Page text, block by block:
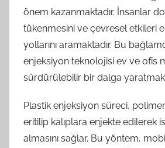
önem kazanmaktadır. İnsanlar
tükenmesini ve çevresel etkileri
yollarını aramaktadır. Bu
enjeksiyon teknolojisi ev ve ofis
sürdürülebilir bir dalga
Plastik enjeksiyon süreci,
eritilip kalıplara enjekte edilerek
almasını sağlar. Bu yöntem,